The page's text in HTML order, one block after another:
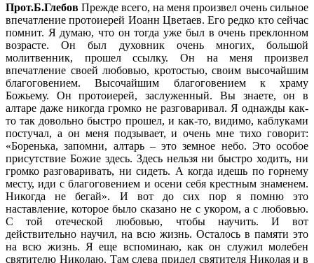
Прот.Б.Глебов Прежде всего, на меня произвел очень сильное
впечатление протоиерей Иоанн Цветаев. Его редко кто сейчас
помнит. Я думаю, что он тогда уже был в очень преклонном
возрасте. Он был духовник очень многих, большой
молитвенник, прошел ссылку. Он на меня произвел
впечатление своей любовью, кротостью, своим высочайшим
благоговением. Высочайшим благоговением к храму
Божьему. Он протоиерей, заслуженный. Вы знаете, он в
алтаре даже никогда громко не разговаривал. Я однажды как-
то так довольно быстро прошел, и как-то, видимо, каблуками
постучал, а он меня подзывает, и очень мне тихо говорит:
«Боренька, запомни, алтарь – это земное небо. Это особое
присутствие Божие здесь. Здесь нельзя ни быстро ходить, ни
громко разговаривать, ни сидеть. А когда идешь по горнему
месту, иди с благоговением и осени себя крестным знаменем.
Никогда не бегай». И вот до сих пор я помню это
наставление, которое было сказано не с укором, а с любовью.
С той отеческой любовью, чтобы научить. И вот
действительно научил, на всю жизнь. Осталось в памяти это
на всю жизнь. Я еще вспоминаю, как он служил молебен
святителю Николаю. Там слева придел святителя Николая и в